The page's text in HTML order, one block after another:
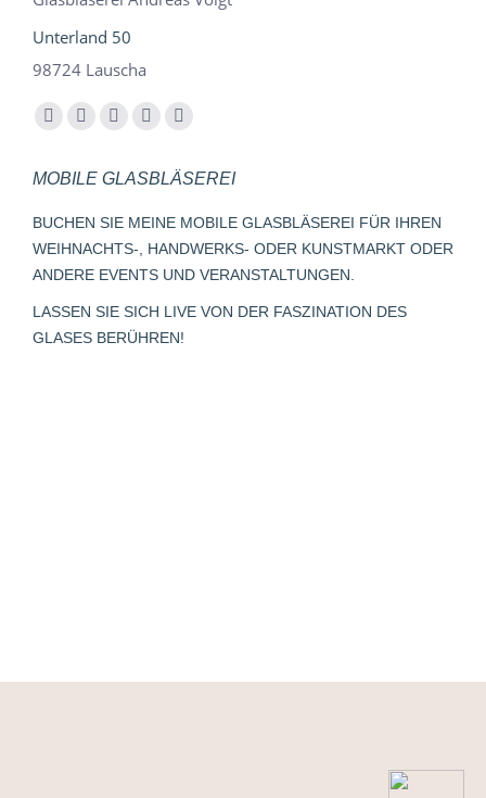
Unterland 50
98724 Lauscha
Finden Sie uns auf:
Facebook
opens
in
new
window
YouTube
opens
in
new
window
Instagram
opens
in
new
window
E-
page
opens
in
new
Whatsapp
opens
in
new
window
MOBILE GLASBLÄSEREI
BUCHEN SIE MEINE MOBILE GLASBLÄSEREI FÜR IHREN
WEIHNACHTS-, HANDWERKS- ODER KUNSTMARKT ODER
ANDERE EVENTS UND VERANSTALTUNGEN.
LASSEN SIE SICH LIVE VON DER FASZINATION DES
GLASES BERÜHREN!